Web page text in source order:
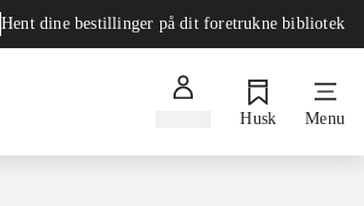
Hent dine bestillinger på dit foretrukne bibliotek
Husk Menu